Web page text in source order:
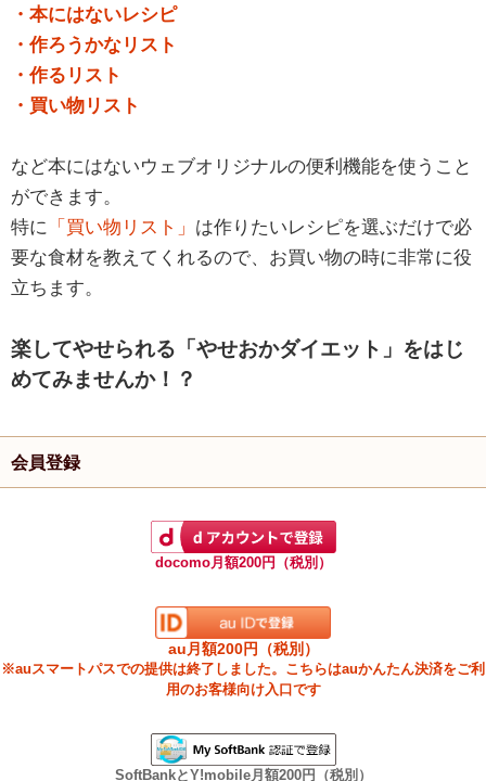
・本にはないレシピ
・作ろうかなリスト
・作るリスト
・買い物リスト
など本にはないウェブオリジナルの便利機能を使うこと
ができます。
特に 「買い物リスト」 は作りたいレシピを選ぶだけで必
要な食材を教えてくれるので、お買い物の時に非常に役
立ちます。
楽してやせられる「やせおかダイエット」をはじ
めてみませんか！？
会員登録
docomo月額200円（税別）
au月額200円（税別）
※auスマートパスでの提供は終了しました。こちらはauかんたん決済をご利
用のお客様向け入口です
SoftBankとY!mobile月額200円（税別）